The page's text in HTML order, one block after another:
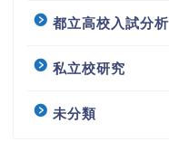
都立高校入試分析
私立校研究
未分類